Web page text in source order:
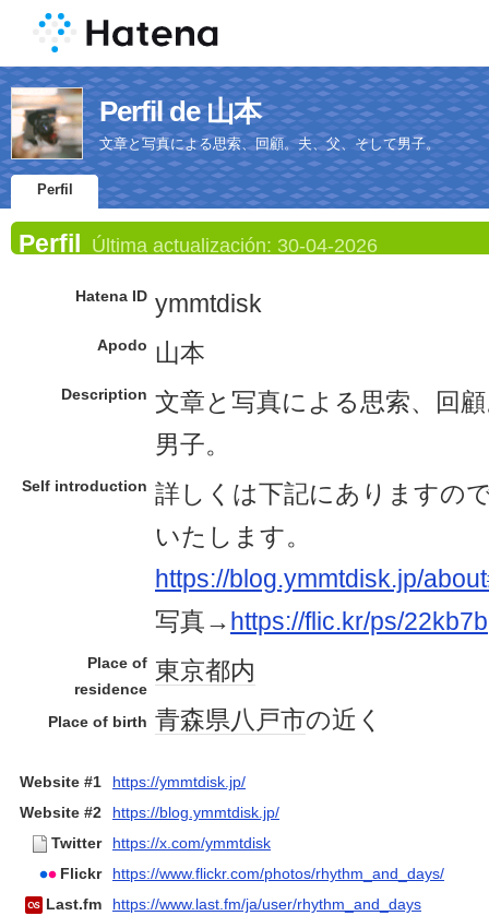
Perfil de 山本
文章と写真による思索、回顧。夫、父、そして男子。
Perfil
Perfil Última actualización: 30-04-2026
Hatena ID ymmtdisk
Apodo 山本
Description 文章と写真による思索、回
男子。
Self introduction 詳しくは下記にありますの
いたします。
https://blog.ymmtdisk.jp/
写真→ https://flic.kr/ps/22kb7b
Place of
residence
東京都内
Place of birth 青森県八戸市の近く
Website #1
https://ymmtdisk.jp/
Website #2
https://blog.ymmtdisk.jp/
Twitter
https://x.com/ymmtdisk
Flickr
https://www.flickr.com/photos/rhythm_and_days/
Last.fm
https://www.last.fm/ja/user/rhythm_and_days